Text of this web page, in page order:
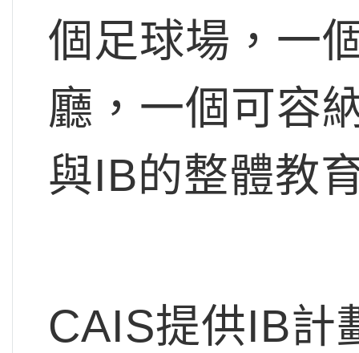
個足球場，一
廳，一個可容
與IB的整體教
CAIS提供IB計